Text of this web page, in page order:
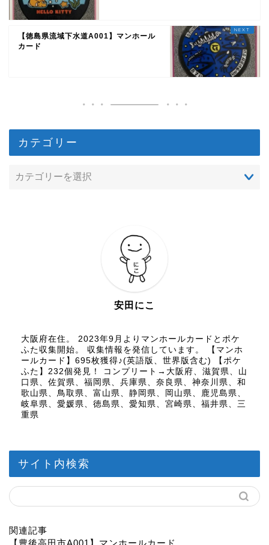
【徳島県流域下水道A001】マンホール
カード
カテゴリー
安田にこ
大阪府在住。 2023年9月よりマンホールカードとポケ
ふた収集開始。 収集情報を発信しています。 【マンホ
ールカード】695枚獲得♪(英語版、世界版含む) 【ポケ
ふた】232個発見！ コンプリート→大阪府、滋賀県、山
口県、佐賀県、福岡県、兵庫県、奈良県、神奈川県、和
歌山県、鳥取県、富山県、静岡県、岡山県、鹿児島県、
岐阜県、愛媛県、徳島県、愛知県、宮崎県、福井県、三
重県
サイト内検索
関連記事
【豊後高田市A001】マンホールカード